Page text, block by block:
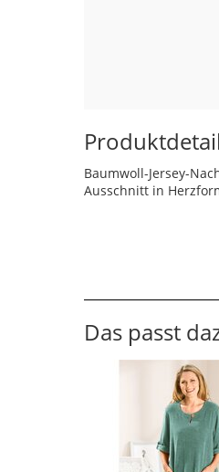
Baumwoll-Jersey-
Ausschnitt in
Das passt